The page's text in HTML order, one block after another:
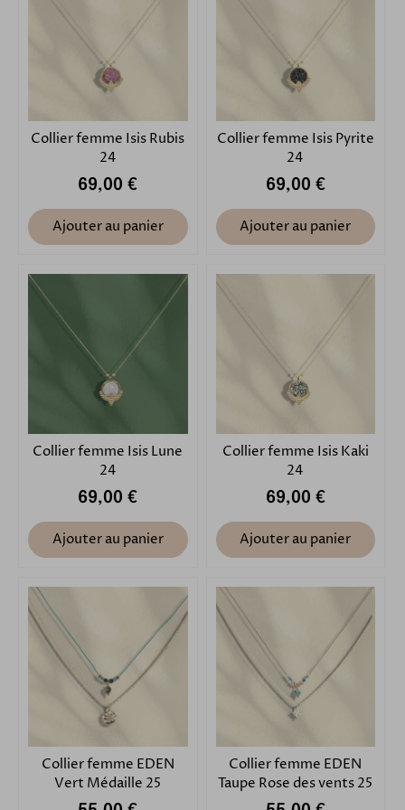
Collier femme Isis Rubis
24
69,00 €
Ajouter au panier
Collier femme Isis Pyrite
24
69,00 €
Ajouter au panier
Collier femme Isis Lune
24
69,00 €
Ajouter au panier
Collier femme Isis Kaki
24
69,00 €
Ajouter au panier
Collier femme EDEN
Vert Médaille 25
Collier femme EDEN
Taupe Rose des vents 25